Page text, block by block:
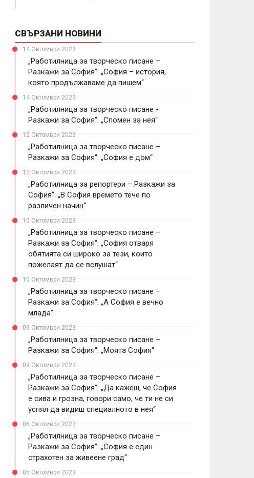
СВЪРЗАНИ НОВИНИ
14 Октомври 2023
„Работилница за творческо писане –
Разкажи за София“: „София – история,
която продължаваме да пишем“
14 Октомври 2023
„Работилница за творческо писане -
Разкажи за София“: „Спомен за нея“
12 Октомври 2023
„Работилница за творческо писане –
Разкажи за София“: „София е дом“
12 Октомври 2023
„Работилница за репортери – Разкажи за
София“: „В София времето тече по
различен начин“
10 Октомври 2023
„Работилница за творческо писане –
Разкажи за София“: „София отваря
обятията си широко за тези, които
пожелаят да се вслушат“
10 Октомври 2023
„Работилница за творческо писане –
Разкажи за София“: „А София е вечно
млада“
09 Октомври 2023
„Работилница за творческо писане –
Разкажи за София“: „Моята София“
09 Октомври 2023
„Работилница за творческо писане –
Разкажи за София“: „Да кажеш, че София
е сива и грозна, говори само, че ти не си
успял да видиш специалното в нея“
06 Октомври 2023
„Работилница за творческо писане –
Разкажи за София“: „София е един
страхотен за живеене град“
05 Октомври 2023